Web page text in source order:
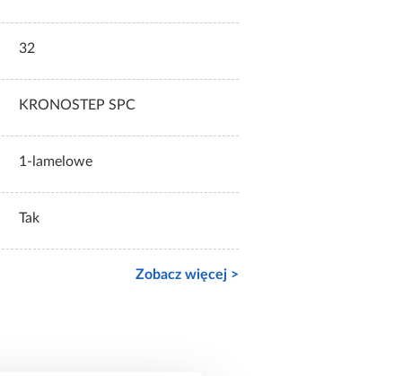
32
KRONOSTEP SPC
1-lamelowe
Tak
Zobacz więcej >